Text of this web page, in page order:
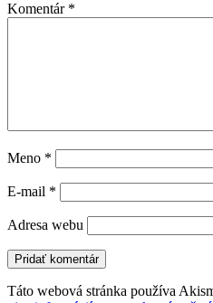
Komentár *
Meno *
E-mail *
Adresa webu
Táto webová stránka používa